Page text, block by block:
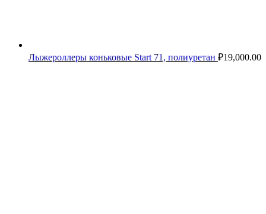
Лыжероллеры коньковые Start 71, полиуретан ₽19,000.00